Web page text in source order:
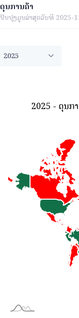
ດຸນການຄ້າ
ປັບປຸງມູນລ່າສຸດວັນທີ 2025-
2025